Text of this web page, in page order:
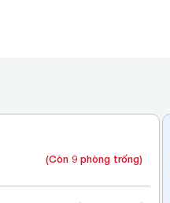
(Còn 9 phòng trống)